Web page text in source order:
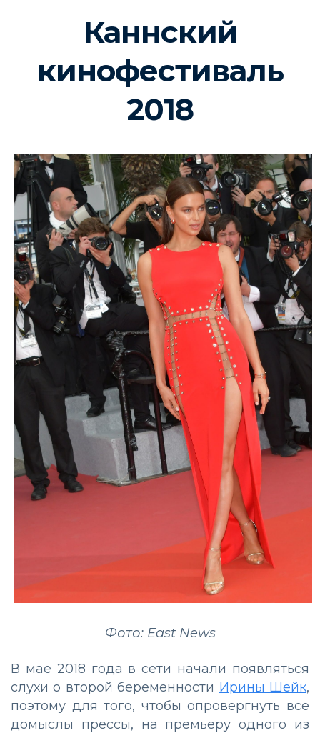
Каннский
кинофестиваль
2018
Фото: East News
В мае 2018 года в сети начали появляться
слухи о второй беременности Ирины Шейк,
поэтому для того, чтобы опровергнуть все
домыслы прессы, на премьеру одного из